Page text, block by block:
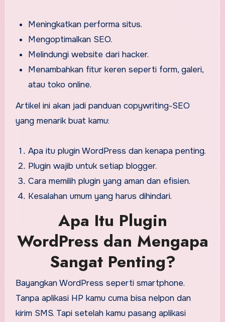
Meningkatkan performa situs.
Mengoptimalkan SEO.
Melindungi website dari hacker.
Menambahkan fitur keren seperti form, galeri,
atau toko online.
Artikel ini akan jadi panduan copywriting-SEO
yang menarik buat kamu:
Apa itu plugin WordPress dan kenapa penting.
Plugin wajib untuk setiap blogger.
Cara memilih plugin yang aman dan efisien.
Kesalahan umum yang harus dihindari.
Apa Itu Plugin
WordPress dan Mengapa
Sangat Penting?
Bayangkan WordPress seperti smartphone.
Tanpa aplikasi HP kamu cuma bisa nelpon dan
kirim SMS. Tapi setelah kamu pasang aplikasi